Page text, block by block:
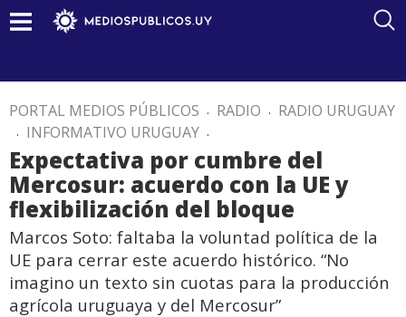
PORTAL MEDIOS PÚBLICOS . RADIO . RADIO URUGUAY
. INFORMATIVO URUGUAY .
Expectativa por cumbre del
Mercosur: acuerdo con la UE y
flexibilización del bloque
Marcos Soto: faltaba la voluntad política de la
UE para cerrar este acuerdo histórico. “No
imagino un texto sin cuotas para la producción
agrícola uruguaya y del Mercosur”